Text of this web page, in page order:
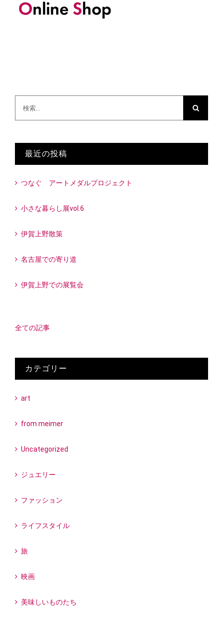
最近の投稿
つなぐ アートメダルプロジェクト
小さな暮らし展vol.6
伊賀上野散策
名古屋での寄り道
伊賀上野での展覧会
全ての記事
カテゴリー
art
from meimer
Uncategorized
ジュエリー
ファッション
ライフスタイル
旅
映画
美味しいものたち